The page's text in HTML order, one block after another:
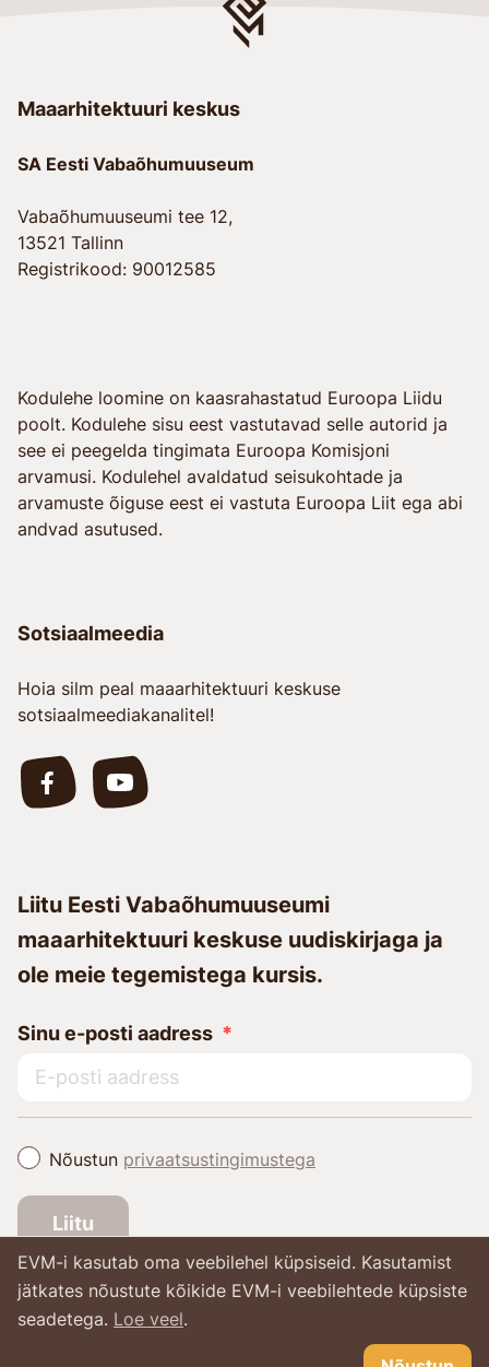
Maaarhitektuuri keskus
SA Eesti Vabaõhumuuseum
Vabaõhumuuseumi tee 12,
13521 Tallinn
Registrikood: 90012585
Kodulehe loomine on kaasrahastatud Euroopa Liidu
poolt. Kodulehe sisu eest vastutavad selle autorid ja
see ei peegelda tingimata Euroopa Komisjoni
arvamusi. Kodulehel avaldatud seisukohtade ja
arvamuste õiguse eest ei vastuta Euroopa Liit ega abi
andvad asutused.
Sotsiaalmeedia
Hoia silm peal maaarhitektuuri keskuse
sotsiaalmeediakanalitel!
Liitu Eesti Vabaõhumuuseumi
maaarhitektuuri keskuse uudiskirjaga ja
ole meie tegemistega kursis.
Sinu e-posti aadress
Nõustun privaatsustingimustega
Liitu
EVM-i kasutab oma veebilehel küpsiseid. Kasutamist
jätkates nõustute kõikide EVM-i veebilehtede küpsiste
seadetega. Loe veel.